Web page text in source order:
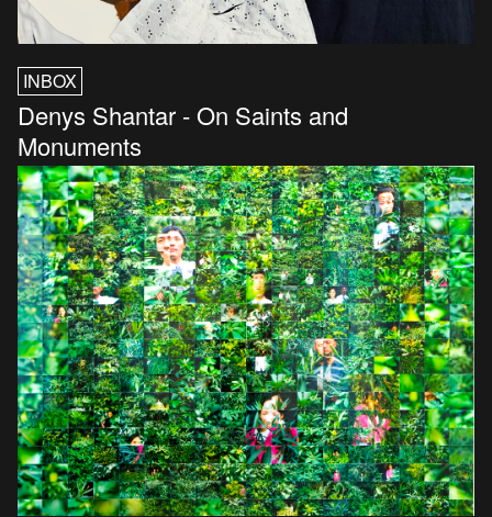
INBOX
Denys Shantar - On Saints and
Monuments